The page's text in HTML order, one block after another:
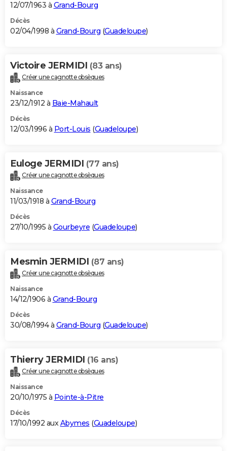
12/07/1963 à Grand-Bourg
Décès
02/04/1998 à Grand-Bourg (Guadeloupe)
Victoire JERMIDI (83 ans)
Créer une cagnotte obsèques
Naissance
23/12/1912 à Baie-Mahault
Décès
12/03/1996 à Port-Louis (Guadeloupe)
Euloge JERMIDI (77 ans)
Créer une cagnotte obsèques
Naissance
11/03/1918 à Grand-Bourg
Décès
27/10/1995 à Gourbeyre (Guadeloupe)
Mesmin JERMIDI (87 ans)
Créer une cagnotte obsèques
Naissance
14/12/1906 à Grand-Bourg
Décès
30/08/1994 à Grand-Bourg (Guadeloupe)
Thierry JERMIDI (16 ans)
Créer une cagnotte obsèques
Naissance
20/10/1975 à Pointe-à-Pitre
Décès
17/10/1992 auxAbymes (Guadeloupe)